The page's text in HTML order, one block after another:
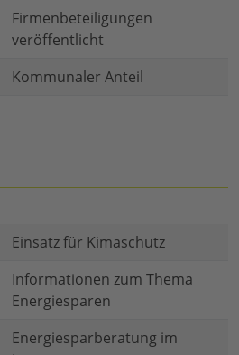
Firmenbeteiligungen
veröffentlicht
Kommunaler Anteil
Einsatz für Kimaschutz
Informationen zum Thema
Energiesparen
Energiesparberatung im